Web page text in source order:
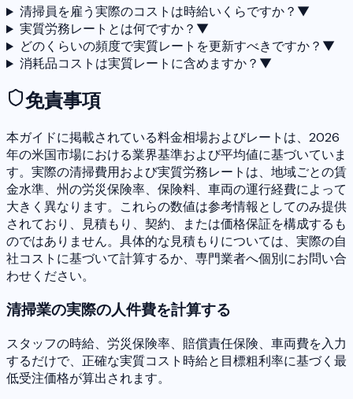
清掃員を雇う実際のコストは時給いくらですか？ ▼
実質労務レートとは何ですか？ ▼
どのくらいの頻度で実質レートを更新すべきですか？ ▼
消耗品コストは実質レートに含めますか？ ▼
免責事項
本ガイドに掲載されている料金相場およびレートは、2026
年の米国市場における業界基準および平均値に基づいていま
す。実際の清掃費用および実質労務レートは、地域ごとの賃
金水準、州の労災保険率、保険料、車両の運行経費によって
大きく異なります。これらの数値は参考情報としてのみ提供
されており、見積もり、契約、または価格保証を構成するも
のではありません。具体的な見積もりについては、実際の自
社コストに基づいて計算するか、専門業者へ個別にお問い合
わせください。
清掃業の実際の人件費を計算する
スタッフの時給、労災保険率、賠償責任保険、車両費を入力
するだけで、正確な実質コスト時給と目標粗利率に基づく最
低受注価格が算出されます。